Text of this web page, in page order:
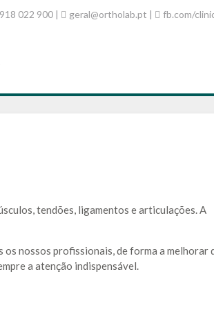
022 900 | geral@ortholab.pt | fb.com/
tendões, ligamentos e articulações. A
os nossos profissionais, de forma a melhorar
a atenção indispensável.